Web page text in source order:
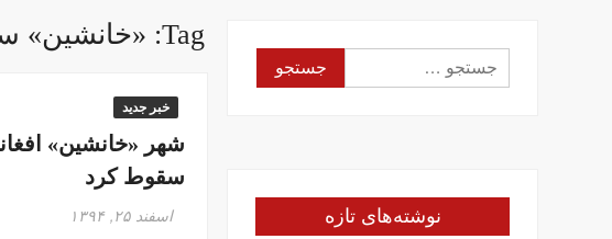
Tag: «خانشین»
خبر جدید
شهر «خانشین»
سقوط کرد
اسفند ۲۵, ۱۳۹۴
جستجو
برای:
نوشته‌های تازه